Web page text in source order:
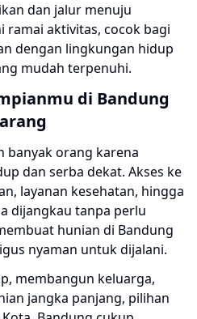
dan jalur menuju
ramai aktivitas, cocok bagi
dengan lingkungan hidup
mudah terpenuhi.
di Bandung
banyak orang karena
dan serba dekat. Akses ke
layanan kesehatan, hingga
dijangkau tanpa perlu
hunian di Bandung
nyaman untuk dijalani.
membangun keluarga,
jangka panjang, pilihan